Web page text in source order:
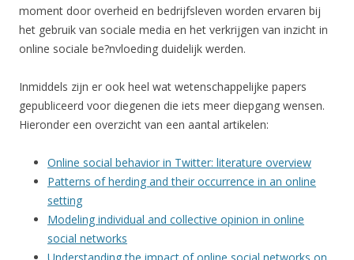
moment door overheid en bedrijfsleven worden ervaren bij
het gebruik van sociale media en het verkrijgen van inzicht in
online sociale be?nvloeding duidelijk werden.
Inmiddels zijn er ook heel wat wetenschappelijke papers
gepubliceerd voor diegenen die iets meer diepgang wensen.
Hieronder een overzicht van een aantal artikelen:
Online social behavior in Twitter: literature overview
Patterns of herding and their occurrence in an online
setting
Modeling individual and collective opinion in online
social networks